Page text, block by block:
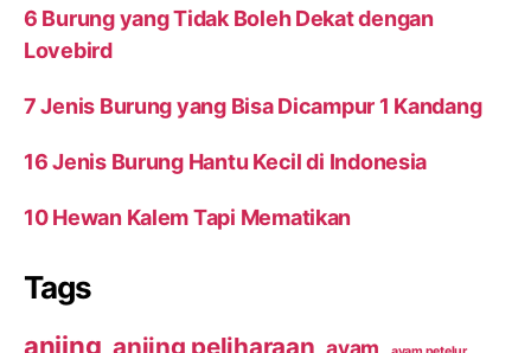
6 Burung yang Tidak Boleh Dekat dengan
Lovebird
7 Jenis Burung yang Bisa Dicampur 1 Kandang
16 Jenis Burung Hantu Kecil di Indonesia
10 Hewan Kalem Tapi Mematikan
Tags
anjing anjing peliharaan ayam